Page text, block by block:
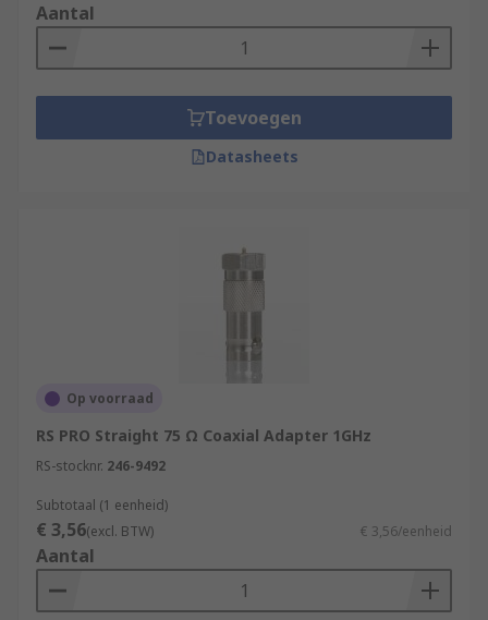
Aantal
Toevoegen
Datasheets
Op voorraad
RS PRO Straight 75 Ω Coaxial Adapter 1GHz
RS-stocknr. 246-9492
Subtotaal (1 eenheid)
€ 3,56(excl. BTW) € 3,56/eenheid
Aantal